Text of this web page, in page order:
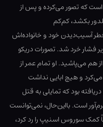
که تصور می‌کرده و پس از
بکشد، کم‌کم
آسیب‌دیدن خود و خانواده‌اش
خرد شد. تصورات دریکو
می‌پاشید. او تمام عمر از
و هیچ ابایی نداشت
بود که تمایلی به قتل
است. بااین‌حال، نمی‌توانست
سوروس اسنیپ را رد کرد،